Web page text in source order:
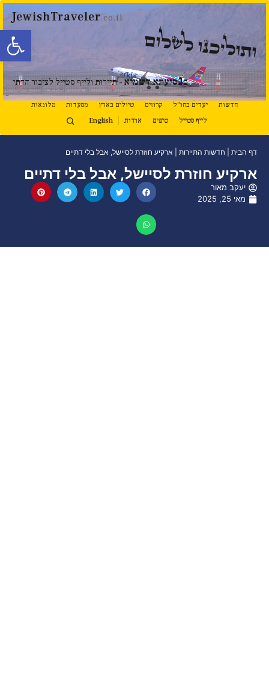
פתח
JewishTraveler.co.il
ותוליכנו לשלום
בנסיעתא דשמיא - תיירות ולייף סטייל לציבור הדתי
חדשות יעדים בחו"ל קרוזים טיולים בארץ מסעדות
מלונאות
לייף סטייל
טיפים אודות English
דף הבית חדשות התיירות ארקיע חוזרת לסיישל, אבל בלי דתיים
ארקיע חוזרת לסיישל, אבל בלי דתיים
יעקב מאור
מאי 25, 2025